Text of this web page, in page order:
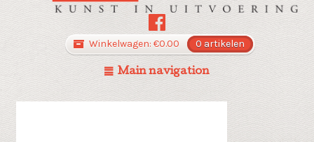
Winkelwagen: €0.00 0 artikelen
Main navigation